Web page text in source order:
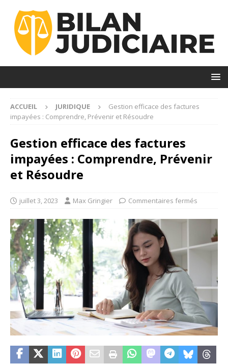
ACCUEIL JURIDIQUE
Gestion efficace des factures
impayées : Comprendre, Prévenir et Résoudre
Gestion efficace des factures
impayées : Comprendre, Prévenir
et Résoudre
juillet 3, 2023 Max Gringier Commentaires fermés